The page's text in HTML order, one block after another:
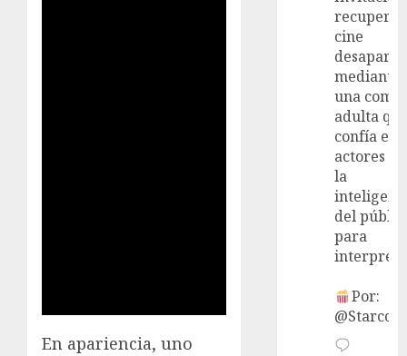
En apariencia, uno
recupera
cine
mediante
una
adulta
confía en
actores y
la
del
para
Por: